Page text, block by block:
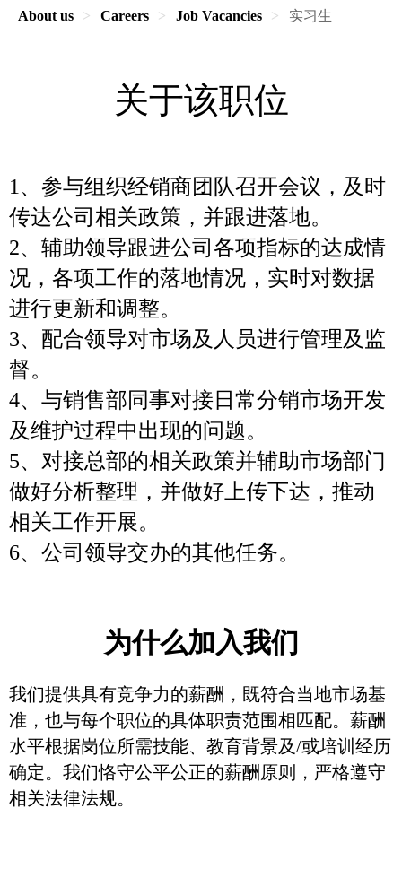
About us Careers Job Vacancies 实习生
关于该职位
1、参与组织经销商团队召开会议，及时
传达公司相关政策，并跟进落地。
2、辅助领导跟进公司各项指标的达成情
况，各项工作的落地情况，实时对数据
进行更新和调整。
3、配合领导对市场及人员进行管理及监
督。
4、与销售部同事对接日常分销市场开发
及维护过程中出现的问题。
5、对接总部的相关政策并辅助市场部门
做好分析整理，并做好上传下达，推动
相关工作开展。
6、公司领导交办的其他任务。
为什么加入我们
我们提供具有竞争力的薪酬，既符合当地市场基
准，也与每个职位的具体职责范围相匹配。薪酬
水平根据岗位所需技能、教育背景及/或培训经历
确定。我们恪守公平公正的薪酬原则，严格遵守
相关法律法规。